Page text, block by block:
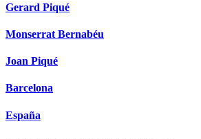
Gerard Piqué
Monserrat Bernabéu
Joan Piqué
Barcelona
España